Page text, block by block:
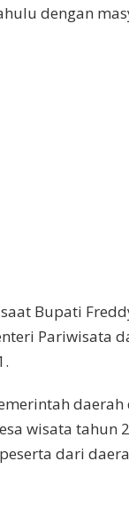
dengan
Bupati
Pariwisata
wisata tahun
dari